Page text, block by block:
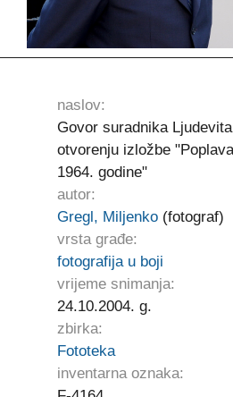
naslov:
Govor suradnika
otvorenju izložbe
1964. godine"
autor:
Gregl, Miljenko(fotograf)
vrsta građe:
fotografija u boji
vrijeme snimanja:
24.10.2004. g.
zbirka:
Fototeka
inventarna oznaka: